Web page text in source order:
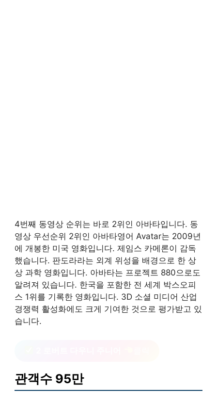
4번째 동영상 순위는 바로 2위인 아바타입니다. 동
영상 우선순위 2위인 아바타영어 Avatar는 2009년
에 개봉한 미국 영화입니다. 제임스 카메론이 감독
했습니다. 판도라라는 외계 위성을 배경으로 한 상
상 과학 영화입니다. 아바타는 프로젝트 880으로도
알려져 있습니다. 한국을 포함한 전 세계 박스오피
스 1위를 기록한 영화입니다. 3D 소셜 미디어 산업
경쟁력 활성화에도 크게 기여한 것으로 평가받고 있
습니다.
관객수 95만